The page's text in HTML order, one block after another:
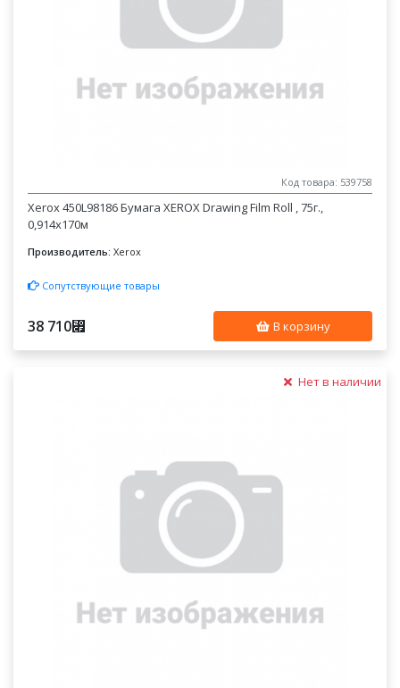
Код товара: 539758
Xerox 450L98186 Бумага XEROX Drawing Film Roll , 75г.,
0,914x170м
Производитель: Xerox
Сопутствующие товары
38 710⃏ В корзину
Нет в наличии